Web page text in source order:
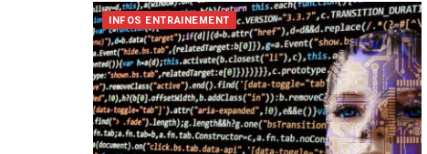
INFOS ENTRAINEMENT